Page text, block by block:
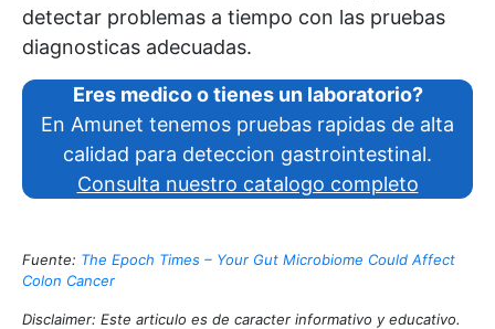
detectar problemas a tiempo con las pruebas
diagnosticas adecuadas.
Eres medico o tienes un laboratorio?
En Amunet tenemos pruebas rapidas de alta
calidad para deteccion gastrointestinal.
Consulta nuestro catalogo completo
Fuente: The Epoch Times – Your Gut Microbiome Could Affect
Colon Cancer
Disclaimer: Este articulo es de caracter informativo y educativo.